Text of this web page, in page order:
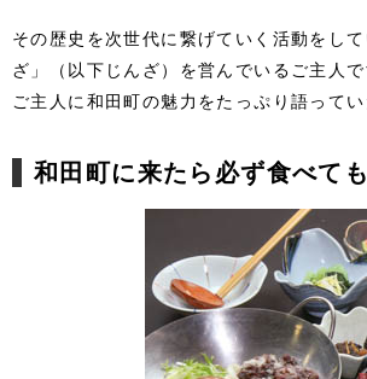
その歴史を次世代に繋げていく活動をし
ざ」（以下じんざ）を営んでいるご主人
ご主人に和田町の魅力をたっぷり語ってい
和田町に来たら必ず食べて